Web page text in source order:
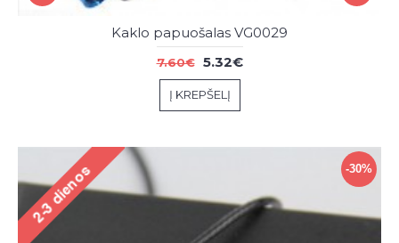
Kaklo papuošalas VG0029
7.60€ 5.32€
Į KREPŠELĮ
-30%